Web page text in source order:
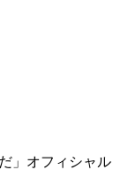
」オフィシャル